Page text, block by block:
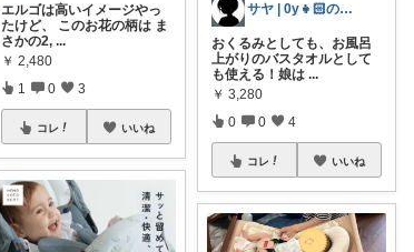
エルゴは高いイメージやっ
たけど、 このお花の柄は ま
さかの2, ...
￥ 2,480
1 0 3
コレ いいね
サヤ | 0y👧🏻のいる暮らし
おくるみとしても、お風呂
上がりのバスタオルとして
も使える！娘は ...
￥ 3,280
0 0 4
コレ いいね